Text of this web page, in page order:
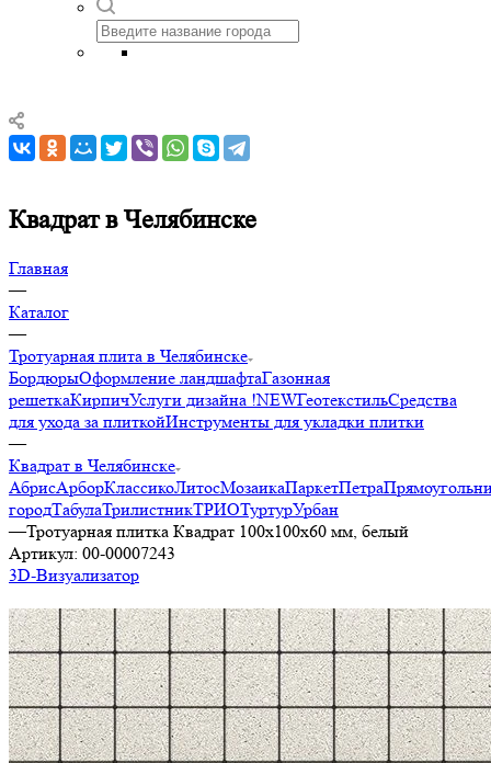
Квадрат в Челябинске
Главная
—
Каталог
—
Тротуарная плита в Челябинске
БордюрыОформление ландшафтаГазонная
решеткаКирпичУслуги дизайна !NEWГеотекстильСредства
для ухода за плиткойИнструменты для укладки плитки
—
Квадрат в Челябинске
АбрисАрборКлассикоЛитосМозаикаПаркетПетра
городТабулаТрилистникТРИОТуртурУрбан
—Тротуарная плитка Квадрат 100х100х60 мм, белый
Артикул: 00-00007243
3D-Визуализатор